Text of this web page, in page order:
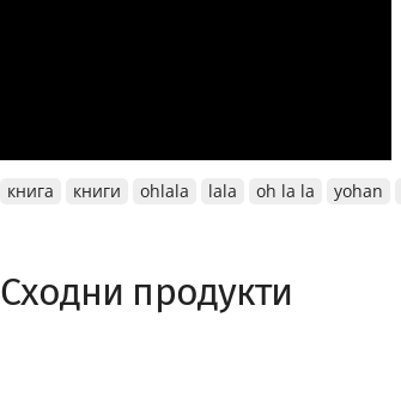
книга книги ohlala lala oh la la yohan
Сходни продукти